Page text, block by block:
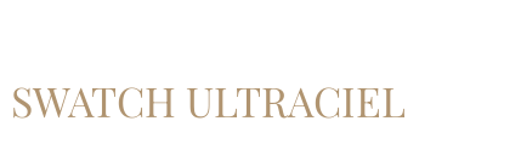
SWATCH ULTRACIEL